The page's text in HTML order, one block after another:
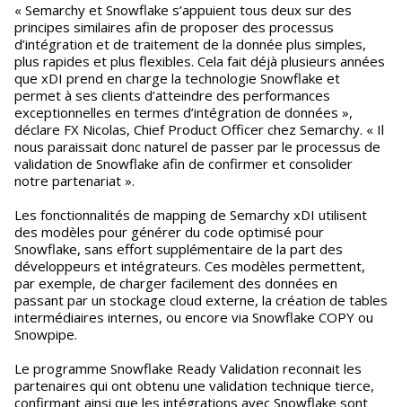
« Semarchy et Snowflake s’appuient tous deux sur des
principes similaires afin de proposer des processus
d’intégration et de traitement de la donnée plus simples,
plus rapides et plus flexibles. Cela fait déjà plusieurs années
que xDI prend en charge la technologie Snowflake et
permet à ses clients d’atteindre des performances
exceptionnelles en termes d’intégration de données »,
déclare FX Nicolas, Chief Product Officer chez Semarchy. « Il
nous paraissait donc naturel de passer par le processus de
validation de Snowflake afin de confirmer et consolider
notre partenariat ».
Les fonctionnalités de mapping de Semarchy xDI utilisent
des modèles pour générer du code optimisé pour
Snowflake, sans effort supplémentaire de la part des
développeurs et intégrateurs. Ces modèles permettent,
par exemple, de charger facilement des données en
passant par un stockage cloud externe, la création de tables
intermédiaires internes, ou encore via Snowflake COPY ou
Snowpipe.
Le programme Snowflake Ready Validation reconnait les
partenaires qui ont obtenu une validation technique tierce,
confirmant ainsi que les intégrations avec Snowflake sont